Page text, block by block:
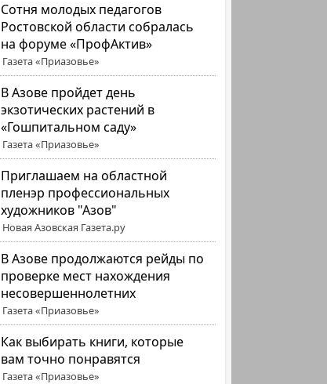
Сотня молодых педагогов
Ростовской области собралась
на форуме «ПрофАктив»
Газета «Приазовье»
В Азове пройдет день
экзотических растений в
«Гошпитальном саду»
Газета «Приазовье»
Приглашаем на областной
пленэр профессиональных
художников "Азов"
Новая Азовская Газета.ру
В Азове продолжаются рейды по
проверке мест нахождения
несовершеннолетних
Газета «Приазовье»
Как выбирать книги, которые
вам точно понравятся
Газета «Приазовье»